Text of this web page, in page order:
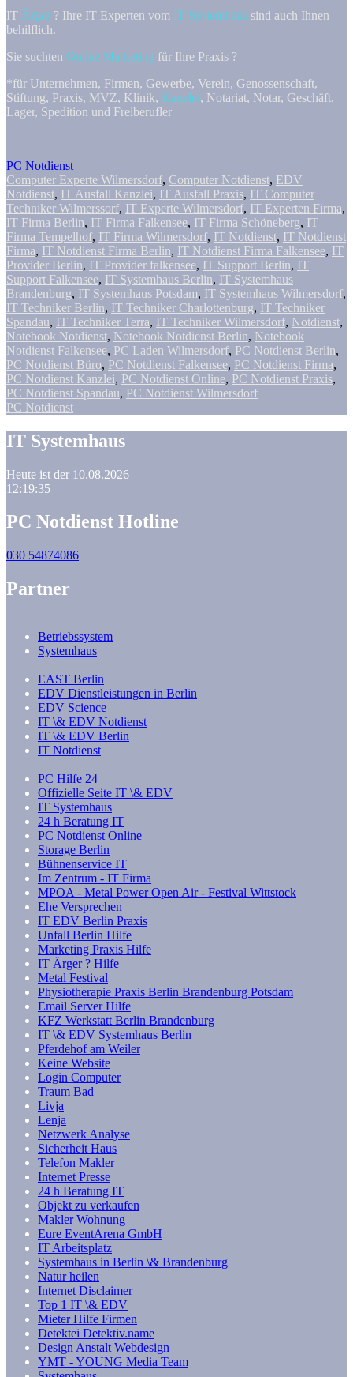
IT Ärger ? Ihre IT Experten vom IT-Systemhaus sind auch Ihnen
behilflich.
Sie suchten Online Marketing für Ihre Praxis ?
*für Unternehmen, Firmen, Gewerbe, Verein, Genossenschaft,
Stiftung, Praxis, MVZ, Klinik, Kanzlei, Notariat, Notar, Geschäft,
Lager, Spedition und Freiberufler
PC Notdienst
Computer Experte Wilmersdorf, Computer Notdienst, EDV
Notdienst, IT Ausfall Kanzlei, IT Ausfall Praxis, IT Computer
Techniker Wilmerssorf, IT Experte Wilmersdorf, IT Experten Firma,
IT Firma Berlin, IT Firma Falkensee, IT Firma Schöneberg, IT
Firma Tempelhof, IT Firma Wilmersdorf, IT Notdienst, IT Notdienst
Firma, IT Notdienst Firma Berlin, IT Notdienst Firma Falkensee, IT
Provider Berlin, IT Provider falkensee, IT Support Berlin, IT
Support Falkensee, IT Systemhaus Berlin, IT Systemhaus
Brandenburg, IT Systemhaus Potsdam, IT Systemhaus Wilmersdorf,
IT Techniker Berlin, IT Techniker Charlottenburg, IT Techniker
Spandau, IT Techniker Terra, IT Techniker Wilmersdorf, Notdienst,
Notebook Notdienst, Notebook Notdienst Berlin, Notebook
Notdienst Falkensee, PC Laden Wilmersdorf, PC Notdienst Berlin,
PC Notdienst Büro, PC Notdienst Falkensee, PC Notdienst Firma,
PC Notdienst Kanzlei, PC Notdienst Online, PC Notdienst Praxis,
PC Notdienst Spandau, PC Notdienst Wilmersdorf
PC Notdienst
IT Systemhaus
Heute ist der 10.08.2026
12:19:36
PC Notdienst Hotline
030 54874086
Partner
Betriebssystem
Systemhaus
EAST Berlin
EDV Dienstleistungen in Berlin
EDV Science
IT \& EDV Notdienst
IT \& EDV Berlin
IT Notdienst
PC Hilfe 24
Offizielle Seite IT \& EDV
IT Systemhaus
24 h Beratung IT
PC Notdienst Online
Storage Berlin
Bühnenservice IT
Im Zentrum - IT Firma
MPOA - Metal Power Open Air - Festival Wittstock
Ehe Versprechen
IT EDV Berlin Praxis
Unfall Berlin Hilfe
Marketing Praxis Hilfe
IT Ärger ? Hilfe
Metal Festival
Physiotherapie Praxis Berlin Brandenburg Potsdam
Email Server Hilfe
KFZ Werkstatt Berlin Brandenburg
IT \& EDV Systemhaus Berlin
Pferdehof am Weiler
Keine Website
Login Computer
Traum Bad
Livja
Lenja
Netzwerk Analyse
Sicherheit Haus
Telefon Makler
Internet Presse
24 h Beratung IT
Objekt zu verkaufen
Makler Wohnung
Eure EventArena GmbH
IT Arbeitsplatz
Systemhaus in Berlin \& Brandenburg
Natur heilen
Internet Disclaimer
Top 1 IT \& EDV
Mieter Hilfe Firmen
Detektei Detektiv.name
Design Anstalt Webdesign
YMT - YOUNG Media Team